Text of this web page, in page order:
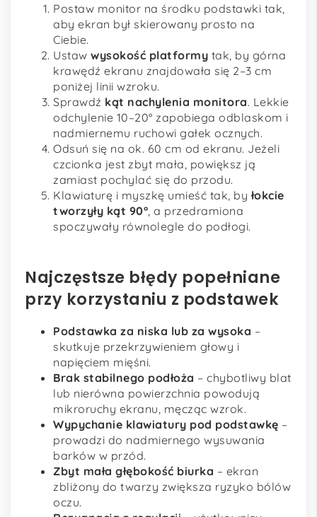
Postaw monitor na środku podstawki tak,
aby ekran był skierowany prosto na
Ciebie.
Ustaw wysokość platformy tak, by górna
krawędź ekranu znajdowała się 2–3 cm
poniżej linii wzroku.
Sprawdź kąt nachylenia monitora. Lekkie
odchylenie 10–20° zapobiega odblaskom i
nadmiernemu ruchowi gałek ocznych.
Odsuń się na ok. 60 cm od ekranu. Jeżeli
czcionka jest zbyt mała, powiększ ją
zamiast pochylać się do przodu.
Klawiaturę i myszkę umieść tak, byłokcie
tworzyły kąt 90° , a przedramiona
spoczywały równolegle do podłogi.
Najczęstsze błędy popełniane
przy korzystaniu z podstawek
Podstawka za niska lub za wysoka –
skutkuje przekrzywieniem głowy i
napięciem mięśni.
Brak stabilnego podłoża – chybotliwy blat
lub nierówna powierzchnia powodują
mikroruchy ekranu, męcząc wzrok.
Wypychanie klawiatury pod podstawkę –
prowadzi do nadmiernego wysuwania
barków w przód.
Zbyt mała głębokość biurka – ekran
zbliżony do twarzy zwiększa ryzyko bólów
oczu.